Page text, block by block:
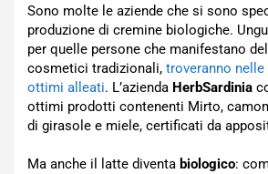
Sono molte le aziende che si sono
produzione di cremine biologiche.
per quelle persone che manifestano
cosmetici tradizionali, troveranno
ottimi alleati. L’azienda HerbSardinia
ottimi prodotti contenenti Mirto,
di girasole e miele, certificati da
Ma anche il latte diventa biologico: